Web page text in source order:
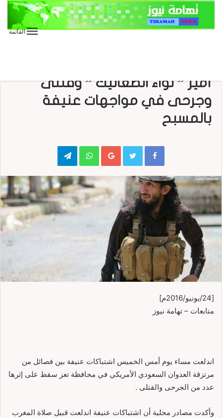
القائمة
أمير ” لواء الصعاليك ” وقتلى
وجرحى في مواجهات عنيفة
بالمسبح
Google+
WhatsApp
Telegram
[24/يونيو/2016م]
متابعات – تهامة نيوز
اندلعت مساء يوم أمس الخميس اشتباكات عنيفة بين فصائل من
مرتزقة العدوان السعودي الأمريكي في محافظة تعز سقط على إثرها
عدد من الجرحى والقتلى .
وأكدت مصادر محلية أن اشتباكات عنيفة اندلعت قبيل صلاة المغرب